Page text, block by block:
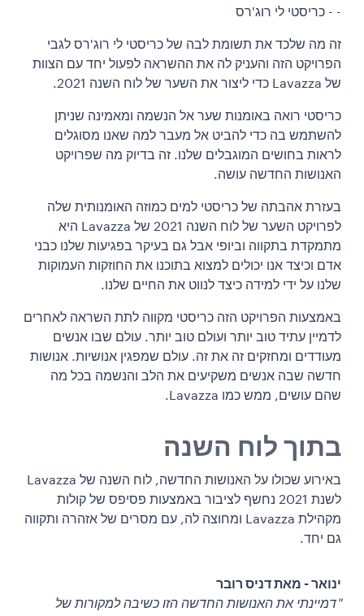
- - כריסטי לי רוג'רס
זה מה שלכד את תשומת לבה של כריסטי לי רוג'רס לגבי
הפרויקט הזה והעניק לה את ההשראה לפעול יחד עם הצוות
של Lavazza כדי ליצור את השער של לוח השנה 2021.
כריסטי רואה באומנות שער אל הנשמה ומאמינה שניתן
להשתמש בה כדי להביט אל מעבר למה שאנו מסוגלים
לראות בחושים המוגבלים שלנו. זה בדיוק מה שפרויקט
האנושות החדשה עושה.
בעזרת אהבתה של כריסטי למים כמוזה האומנותית שלה
לפרויקט השער של לוח השנה 2021 של Lavazza היא
מתמקדת בתקווה וביופי אבל גם בעיקר בפגיעות שלנו כבני
אדם וכיצד אנו יכולים למצוא בתוכנו את החוזקות העמוקות
שלנו על ידי למידה כיצד לנווט את החיים שלנו.
באמצעות הפרויקט הזה כריסטי מקווה לתת השראה לאחרים
לדמיין עתיד טוב יותר ועולם טוב יותר. עולם שבו אנשים
מעודדים ומחזקים זה את זה. עולם שמפגין אנושיות. אנושות
חדשה שבה אנשים משקיעים את הלב והנשמה בכל מה
שהם עושים, ממש כמו Lavazza.
בתוך לוח השנה
באירוע שכולו על האנושות החדשה, לוח השנה של Lavazza
לשנת 2021 נחשף לציבור באמצעות פסיפס של קולות
מקהילת Lavazza ומחוצה לה, עם מסרים של אזהרה ותקווה
גם יחד.
ינואר - מאת דניס רובר
"דמיינתי את האנושות החדשה הזו כשיבה למקורות של